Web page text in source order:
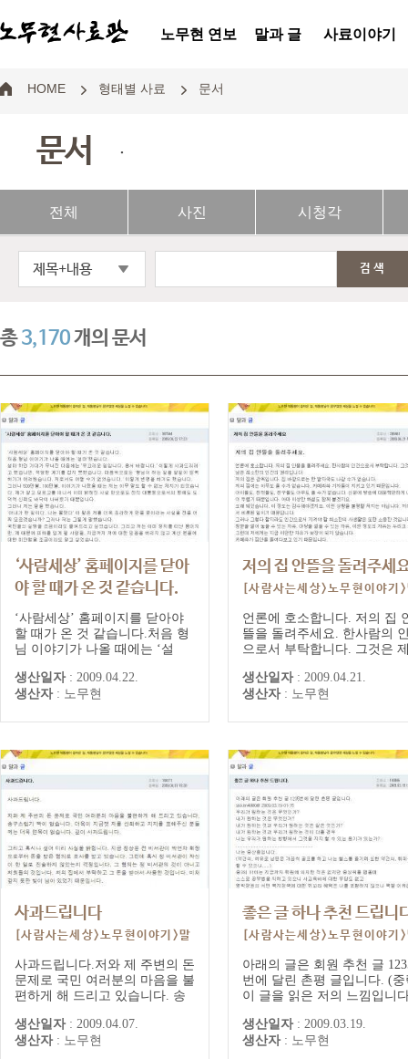
노무현 연보 말과 글 사료이야기
HOME 형태별 사료 문서
문서 .
전체 사진 시청각
제목+내용 검색
총3,170개의 문서
‘사람세상’ 홈페이지를 닫아
야 할 때가 온 것 같습니다.
[사람사는세상>노무현이야기>말
과글] 대통령 게시글/댓글
‘사람세상’ 홈페이지를 닫아야
할 때가 온 것 같습니다.처음 형
님 이야기가 나올 때에는 ‘설
무너진 다음에는 ‘부끄러운 일
입니다. 용서 바랍니다.’ 이렇게
계기를 잡지 못했습니다. 마음속
이 감독하기가 어려웠습니다. 저
로서도 어쩔 수가 없었습니다.'
이렇게 변명을...
생산일자 : 2009.04.22.
생산자 : 노무현
저의 집 안뜰을 돌려주세
[사람사는세상>노무현이야기
과글] 대통령 게시글/댓글
언론에 호소합니다. 저의 집
뜰을 돌려주세요. 한사람의
으로서 부탁합니다. 그것은
다.저의 집은 감옥입니다. 집
깥으로는 한 발자국도 나갈
수가 없습니다. 카메라와 기
들도, 친척들도, 친구들도 아
도 올 수가 없습니다. 신문에
송에 대문짝...
생산일자 : 2009.04.21.
생산자 : 노무현
사과드립니다
[사람사는세상>노무현이야기>말
과글] 대통령 게시글/댓글
사과드립니다.저와 제 주변의 돈
문제로 국민 여러분의 마음을 불
편하게 해 드리고 있습니다. 송
지금껏 저를 신뢰하고 지지를 표
해주신 분들께는 더욱 면목이 없
생산일자 : 2009.04.07.
생산자 : 노무현
좋은 글 하나 추천 드립니
[사람사는세상>노무현이야기
과글] 대통령 게시글/댓글
아래의 글은 회원 추천 글
번에 달린 촌평 글입니다. (중
이 글을 읽은 저의 느낌입니
아닐까요?양심이 부끄럽지
려고 작은 행동에 참여하고,
생산일자 : 2009.03.19.
생산자 : 노무현